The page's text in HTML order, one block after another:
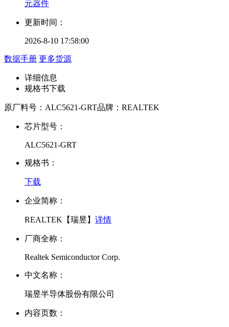
元器件
更新时间：
2026-8-10 17:58:00
数据手册 更多货源
详细信息
规格书下载
原厂料号： ALC5621-GRT品牌： REALTEK
芯片型号：
ALC5621-GRT
规格书：
下载
企业简称：
REALTEK【瑞昱】 详情
厂商全称：
Realtek Semiconductor Corp.
中文名称：
瑞昱半导体股份有限公司
内容页数：